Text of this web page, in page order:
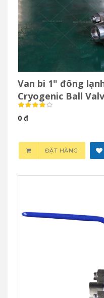
Van bi 1" đông
Cryogenic Ball
0 đ
ĐẶT HÀNG